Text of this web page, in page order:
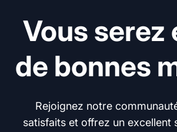
Vous serez
de bonnes
Rejoignez notre
satisfaits et offrez un excellent